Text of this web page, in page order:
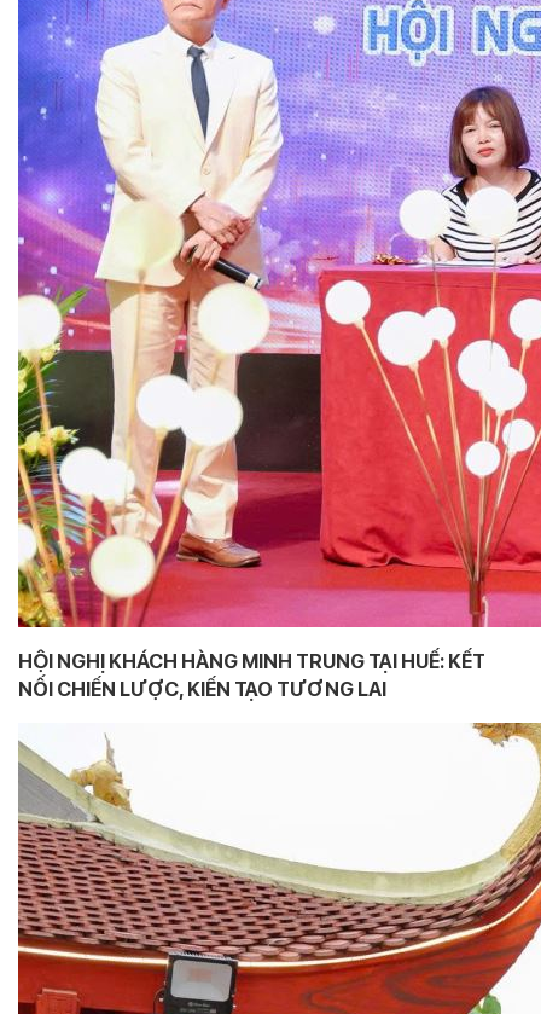
HỘI NGHỊ KHÁCH HÀNG MINH TRUNG TẠI HUẾ: KẾT
NỐI CHIẾN LƯỢC, KIẾN TẠO TƯƠNG LAI